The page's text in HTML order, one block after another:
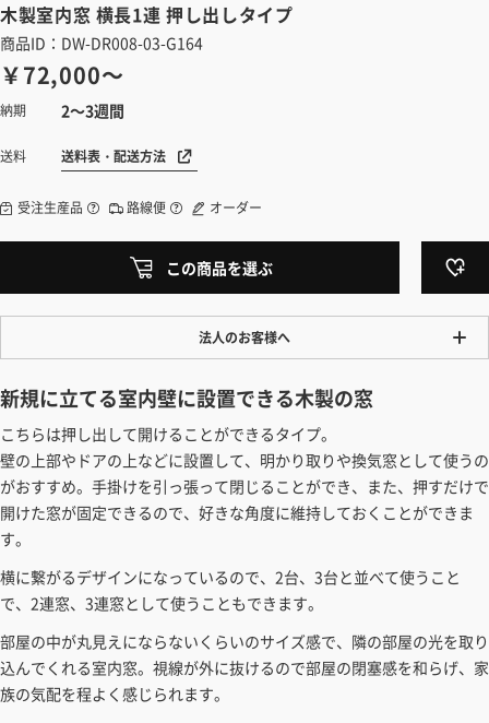
木製室内窓 横長1連 押し出しタイプ
商品ID：DW-DR008-03-G164
￥72,000～
納期 2～3週間
送料 送料表・配送方法
受注生産品 路線便 オーダー
この商品を選ぶ
法人のお客様へ
ワンプライス販売
法人・個人様いずれも全て一律の価格で販売しております。法人/個人
事業主様には「請求書払い」も対応しています。
「請求書払い」の詳細はこちら
カートでのお見積り機能
「この商品を選ぶ」からご希望の商品をカートに入れていただき、お届
け先種別・都道府県を選択すると、送料を含んだ合計金額を確認する
ことができます。お見積り書の出力も可能です。
見積もりガイドはこちら
新規に立てる室内壁に設置できる木製の窓
こちらは押し出して開けることができるタイプ。
壁の上部やドアの上などに設置して、明かり取りや換気窓として使うの
がおすすめ。手掛けを引っ張って閉じることができ、また、押すだけで
開けた窓が固定できるので、好きな角度に維持しておくことができま
す。
横に繋がるデザインになっているので、2台、3台と並べて使うこと
で、2連窓、3連窓として使うこともできます。
部屋の中が丸見えにならないくらいのサイズ感で、隣の部屋の光を取り
込んでくれる室内窓。視線が外に抜けるので部屋の閉塞感を和らげ、家
族の気配を程よく感じられます。